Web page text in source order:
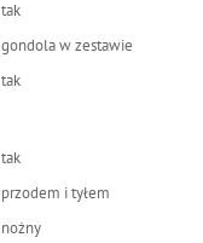
tak
gondola w zestawie
tak
tak
przodem i tyłem
nożny